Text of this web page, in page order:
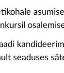
seaduses